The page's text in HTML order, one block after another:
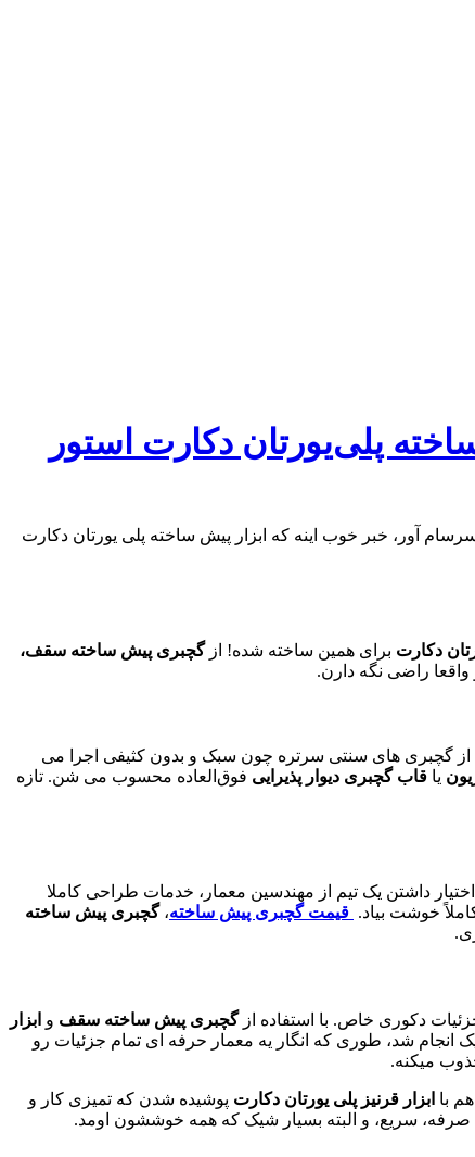
پلی‌یورتان دکارت استور
‌آور، خبر خوب اینه که ابزار پیش ساخته پلی یورتان دکارت
دکارت برای همین ساخته شده! ازگچبری پیش ساخته سقف،
واقعا راضی نگه دارن.
از گچبری ‌های سنتی سرتره چون سبک و بدون کثیفی اجرا می‌
یا قاب گچبری دیوار پذیرایی فوق‌العاده محسوب می ‌شن. تازه
داشتن یک تیم از مهندسین معمار، خدمات طراحی کاملا
خوشت بیاد. قیمت گچبری پیش ساخته،گچبری پیش ساخته
دکوری خاص. با استفاده از گچبری پیش ساخته سقف و ابزار
انجام شد، طوری که انگار یه معمار حرفه ‌ای تمام جزئیات رو
میکنه.
با ابزار قرنیز پلی یورتان دکارت پوشیده شدن که تمیزی کار و
سریع، و البته بسیار شیک که همه خوششون اومد.